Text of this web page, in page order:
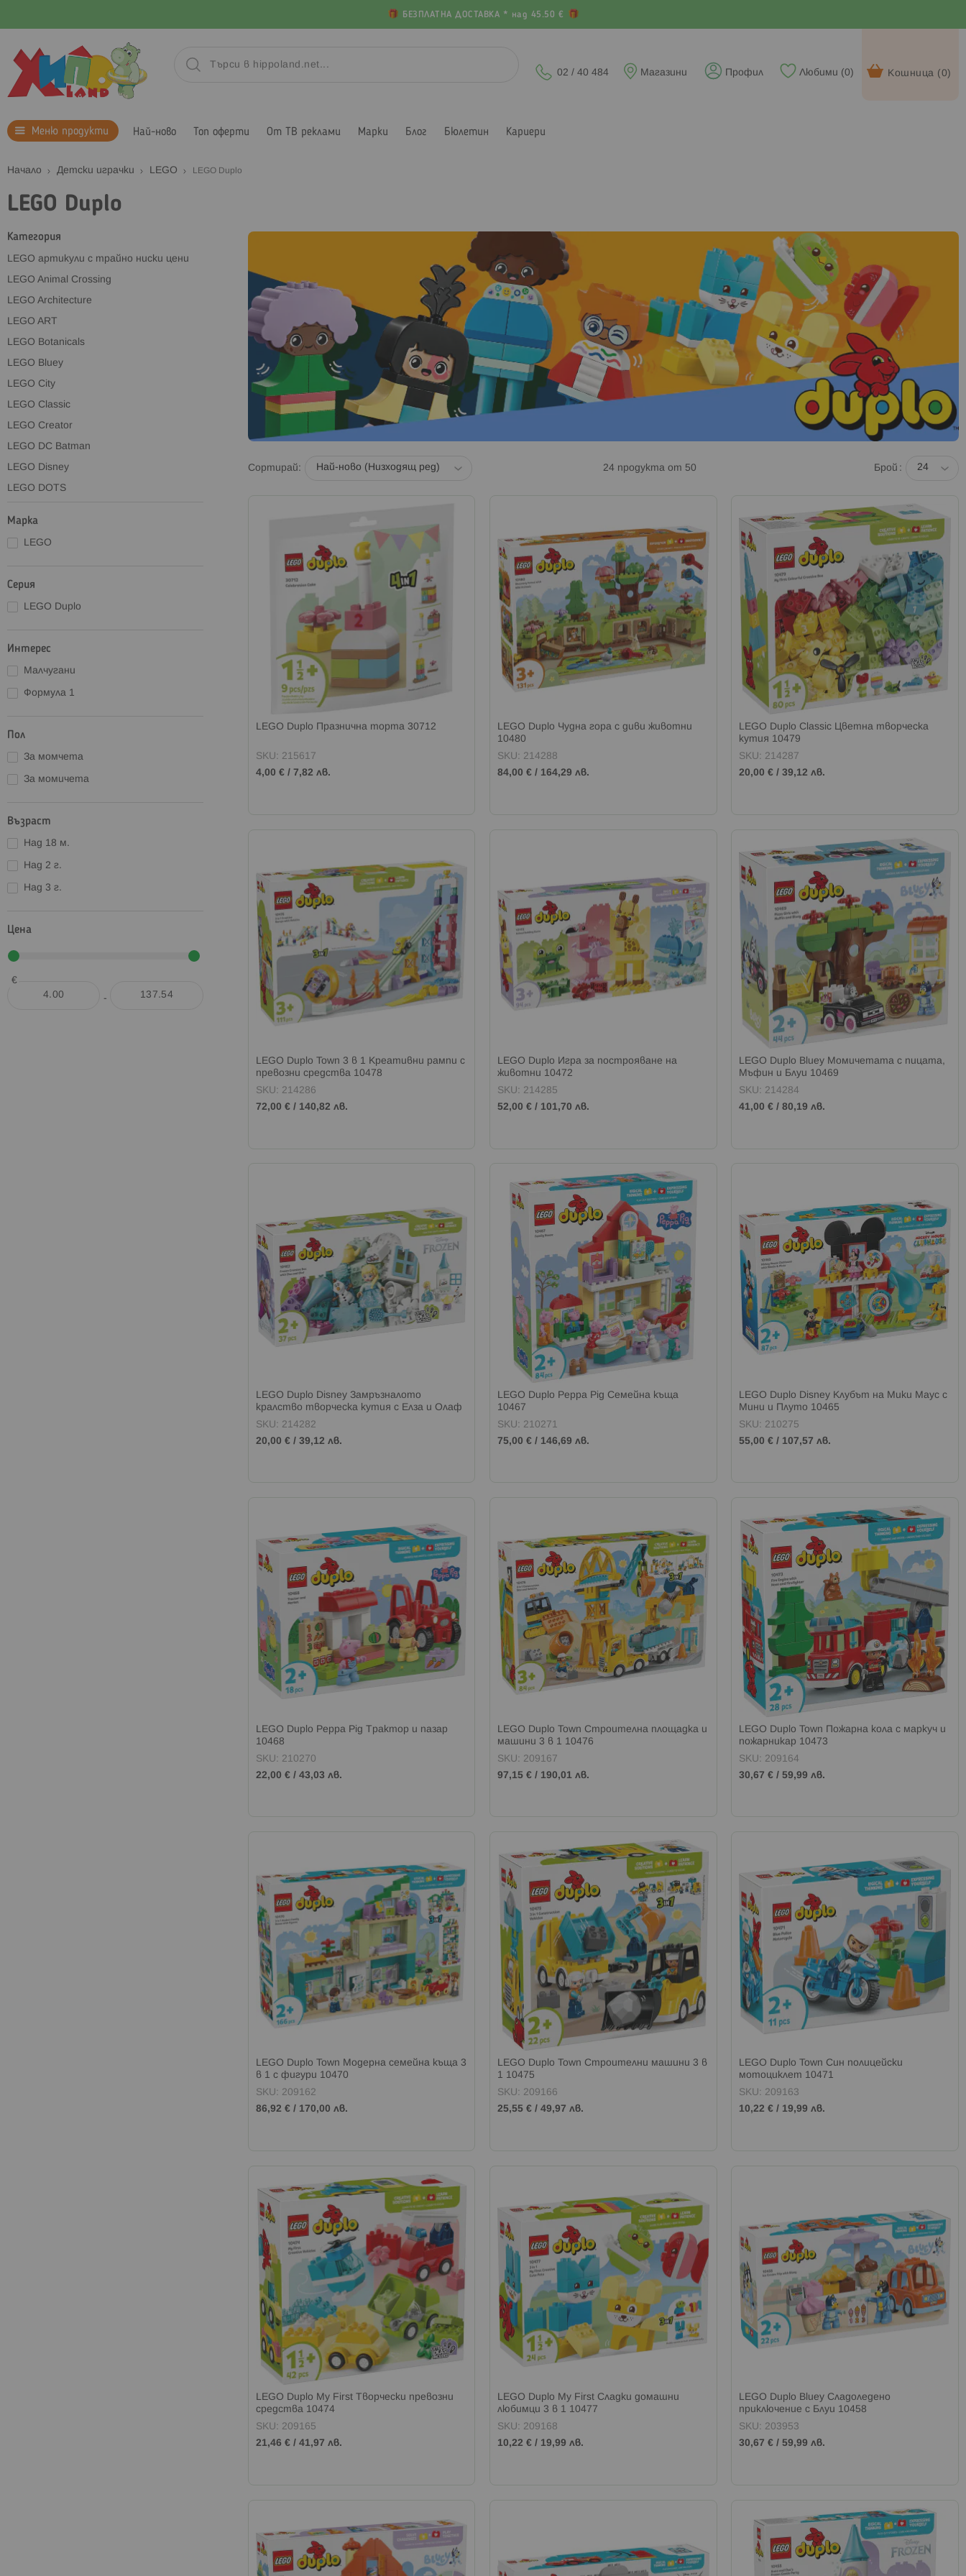
БЕЗПЛАТНА ДОСТАВКА * над 45.50 €
Кошница (0)
Любими (0)
Профил
Магазини
02 / 40 484
Меню продукти Най-ново Топ оферти От ТВ реклами Марки Блог Бюлетин Кариери
Начало Детски играчки LEGO LEGO Duplo
LEGO Duplo
Сортирай Брой
24 продукта от 50
LEGO Duplo Празнична торта 30712
SKU: 215617
4,00 € / 7,82 лв.
LEGO Duplo Чудна гора с диви животни
10480
SKU: 214288
84,00 € / 164,29 лв.
LEGO Duplo Classic Цветна творческа
кутия 10479
SKU: 214287
20,00 € /39,12 лв.
LEGO Duplo Town 3 в 1 Креативни рампи с
превозни средства 10478
SKU: 214286
72,00 € / 140,82 лв.
LEGO Duplo Игра за построяване на
животни 10472
SKU: 214285
52,00 € / 101,70 лв.
LEGO Duplo Bluey Момичетата с пицата,
Мъфин и Блуи 10469
SKU: 214284
41,00 € /80,19 лв.
LEGO Duplo Disney Замръзналото
кралство творческа кутия с Елза и Олаф
10462
SKU: 214282
20,00 € / 39,12 лв.
LEGO Duplo Peppa Pig Семейна къща
10467
SKU: 210271
75,00 € / 146,69 лв.
LEGO Duplo Disney Клубът на Мики Маус с
Мини и Плуто 10465
SKU: 210275
55,00 € / 107,57 лв.
LEGO Duplo Peppa Pig Трактор и пазар
10468
SKU: 210270
22,00 € / 43,03 лв.
LEGO Duplo Town Строителна площадка и
машини 3 в 1 10476
SKU: 209167
97,15 € / 190,01 лв.
LEGO Duplo Town Пожарна кола с маркуч и
пожарникар 10473
SKU: 209164
30,67 € / 59,99 лв.
LEGO Duplo Town Модерна семейна къща 3
в 1 с фигури 10470
SKU: 209162
86,92 € / 170,00 лв.
LEGO Duplo Town Строителни машини 3 в
1 10475
SKU: 209166
25,55 € /49,97 лв.
LEGO Duplo Town Син полицейски
мотоциклет 10471
SKU: 209163
10,22 € / 19,99 лв.
LEGO Duplo My First Творчески превозни
средства 10474
SKU: 209165
21,46 € / 41,97 лв.
LEGO Duplo My First Сладки домашни
любимци 3 в 1 10477
SKU: 209168
10,22 € / 19,99 лв.
LEGO Duplo Bluey Сладоледено
приключение с Блуи 10458
SKU: 203953
30,67 € / 59,99 лв.
Категория
LEGO артикули с трайно ниски цени
LEGO Animal Crossing
LEGO Architecture
LEGO ART
LEGO Botanicals
LEGO Bluey
LEGO City
LEGO Classic
LEGO Creator
LEGO DC Batman
LEGO Disney
LEGO DOTS
LEGO Editions
LEGO Fortnite
LEGO Friends
LEGO Harry Potter
LEGO Jurassic World
LEGO Ideas
LEGO Marvel
LEGO Minecraft
LEGO Ninjago
LEGO Sonic
LEGO Speed Champions
LEGO Star Wars
LEGO Super Mario
LEGO Wednesday
LEGO Цветя
Марка
LEGO
Серия
LEGO Duplo
Интерес
Малчугани
Формула 1
Пол
За момчета
За момичета
Възраст
Над 18 м.
Над 2 г.
Над 3 г.
Цена
€
-